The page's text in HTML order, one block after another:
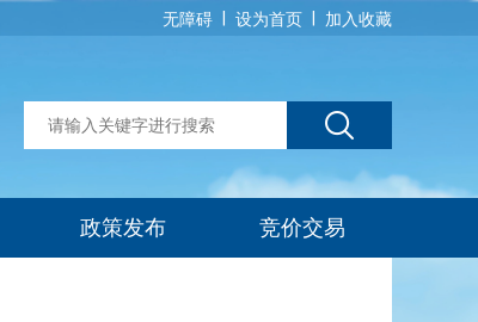
无障碍 设为首页 加入收藏
政策发布 竞价交易